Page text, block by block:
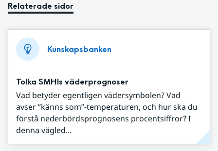
Relaterade sidor
Kunskapsbanken
Tolka SMHIs väderprognoser
Vad betyder egentligen vädersymbolen? Vad
avser ”känns som”-temperaturen, och hur ska du
förstå nederbördsprognosens procentsiffror? I
denna vägled...